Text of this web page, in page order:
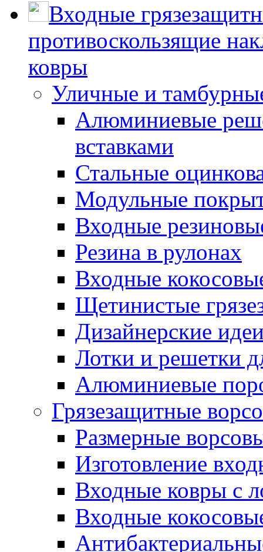
Входные
противоскользящие
ковры
Уличные и
Алюминиевые
вставками
Стальные
Модульные
Входные
Резина в рулонах
Входные
Щетинистые
Дизайнерские
Лотки и решетки
Алюминиевые
Грязезащитные
Размерные
Изготовление
Входные ковры с
Входные